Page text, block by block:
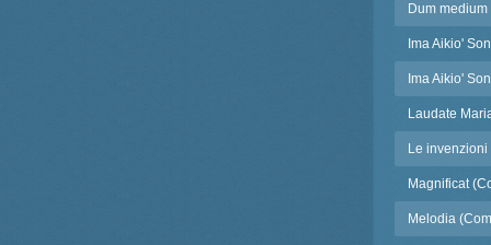
Dum
Ima Aikio'
Ima Aikio'
Laudate
Le
Magnificat
Melodia